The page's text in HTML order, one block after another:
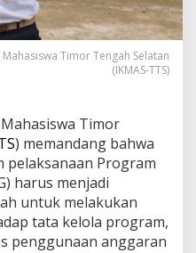
Timor Tengah Selatan
(IKMAS-TTS)
Timor
) memandang bahwa
pelaksanaan Program
harus menjadi
untuk melakukan
tata kelola program,
penggunaan anggaran